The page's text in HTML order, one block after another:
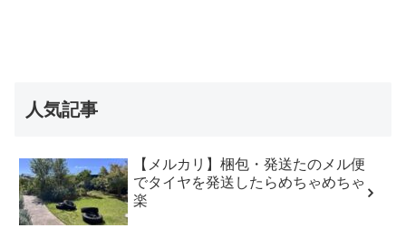
人気記事
【メルカリ】梱包・発送たのメル便
でタイヤを発送したらめちゃめちゃ
楽